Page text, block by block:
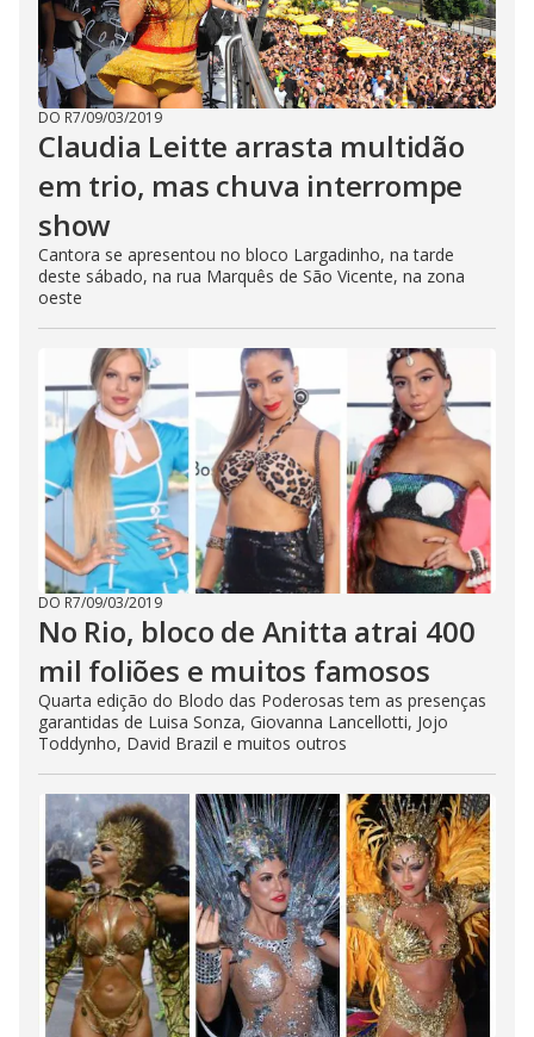
DO R7/09/03/2019
Claudia Leitte arrasta multidão
em trio, mas chuva interrompe
show
Cantora se apresentou no bloco Largadinho, na tarde
deste sábado, na rua Marquês de São Vicente, na zona
oeste
DO R7/09/03/2019
No Rio, bloco de Anitta atrai 400
mil foliões e muitos famosos
Quarta edição do Blodo das Poderosas tem as presenças
garantidas de Luisa Sonza, Giovanna Lancellotti, Jojo
Toddynho, David Brazil e muitos outros